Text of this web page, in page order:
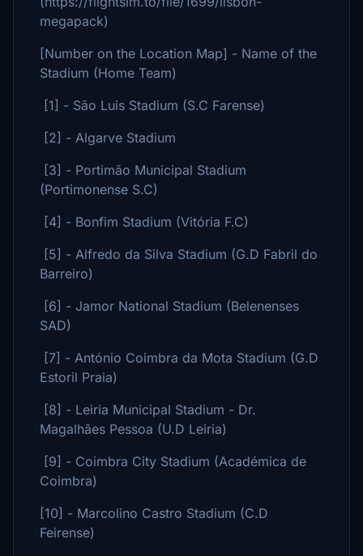
megapack)
[Number on the Location Map] - Name of the
Stadium (Home Team)
[1] - São Luis Stadium (S.C Farense)
[2] - Algarve Stadium
[3] - Portimão Municipal Stadium
(Portimonense S.C)
[4] - Bonfim Stadium (Vitória F.C)
[5] - Alfredo da Silva Stadium (G.D Fabril do
Barreiro)
[6] - Jamor National Stadium (Belenenses
SAD)
[7] - António Coimbra da Mota Stadium (G.D
Estoril Praia)
[8] - Leiria Municipal Stadium - Dr.
Magalhães Pessoa (U.D Leiria)
[9] - Coimbra City Stadium (Académica de
Coimbra)
[10] - Marcolino Castro Stadium (C.D
Feirense)